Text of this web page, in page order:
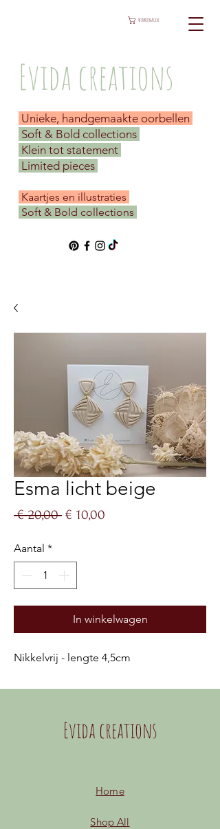
Evida creations
WINKELWAGEN
Unieke, handgemaakte oorbellen
Soft & Bold collections
Klein tot statement
Limited pieces
​ Kaartjes en illustraties
Soft & Bold collections
Esma licht beige
€ 20,00 Normale
€ 10,00
Aantal *
In winkelwagen
Nikkelvrij - lengte 4,5cm
Evida creations
Home
Shop All